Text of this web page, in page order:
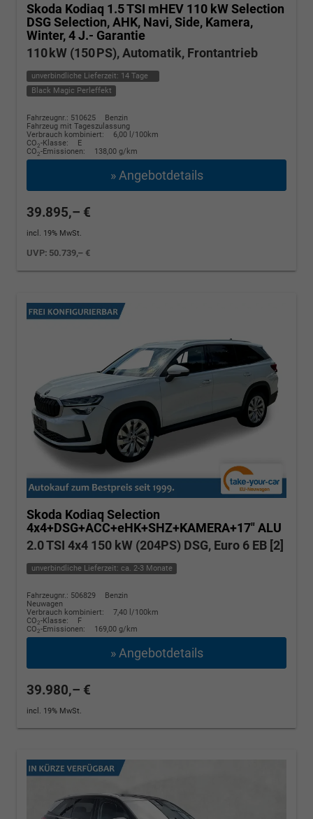
Skoda Kodiaq 1.5 TSI mHEV 110 kW Selection
DSG Selection, AHK, Navi, Side, Kamera,
Winter, 4 J.- Garantie
110 kW (150 PS), Automatik, Frontantrieb
unverbindliche Lieferzeit: 14 Tage
Black Magic Perleffekt
Fahrzeugnr.: 510625
Benzin
Fahrzeug mit Tageszulassung
Verbrauch kombiniert:
6,00 l/100km
CO2-Klasse:
E
CO2-Emissionen: 138,00 g/km
» Angebotdetails
39.895,– €
incl. 19% MwSt.
UVP: 50.739,– €
Skoda Kodiaq Selection
4x4+DSG+ACC+eHK+SHZ+KAMERA+17" ALU
2.0 TSI 4x4 150 kW (204PS) DSG, Euro 6 EB [2]
unverbindliche Lieferzeit: ca. 2-3 Monate
Fahrzeugnr.: 506829
Benzin
Neuwagen
Verbrauch kombiniert:
7,40 l/100km
CO2-Klasse:
F
CO2-Emissionen: 169,00 g/km
» Angebotdetails
39.980,– €
incl. 19% MwSt.